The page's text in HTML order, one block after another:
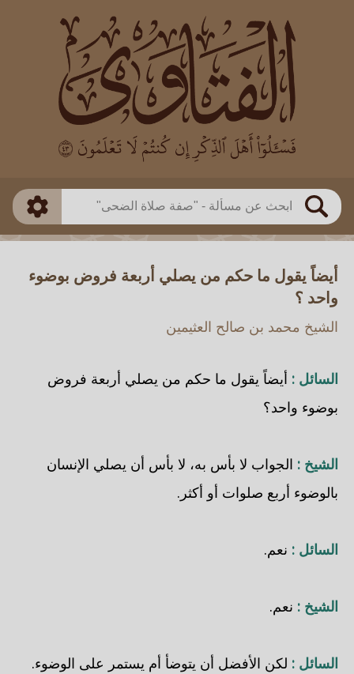
بحث
العالم
بن باز
بن العثيمين
اللجنة الدائمة
طريقة البحث
ذكي
أيضاً يقول ما حكم من يصلي أربعة فروض بوضوء
واحد ؟
الشيخ محمد بن صالح العثيمين
السائل : أيضاً يقول ما حكم من يصلي أربعة فروض
بوضوء واحد؟
الشيخ : الجواب لا بأس به، لا بأس أن يصلي الإنسان
بالوضوء أربع صلوات أو أكثر.
السائل : نعم.
الشيخ : نعم.
السائل : لكن الأفضل أن يتوضأ أم يستمر على الوضوء.